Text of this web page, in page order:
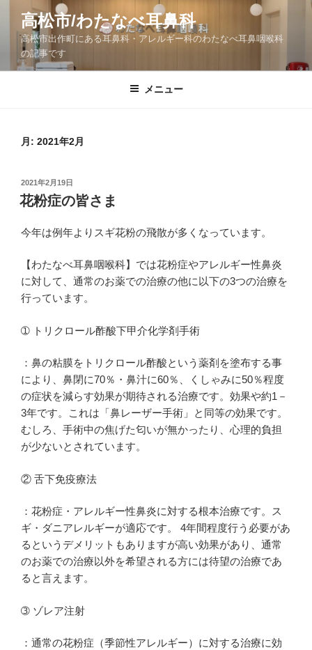
ツ
高松市/わたなべ耳鼻科
高松市出作町にある耳鼻科・アレルギー科のわたなべ耳鼻咽喉科
の記事です
メニュー
月: 2021年2月
投
稿
日:
2021年2月19日
花粉症の皆さま
今年は例年よりスギ花粉の飛散が多くなっています。
【わたなべ耳鼻咽喉科】では花粉症やアレルギー性鼻炎
に対して、通常のお薬での治療の他に以下の3つの治療を
行っています。
➀ トリクロール酢酸下甲介化学剤手術
：鼻の粘膜をトリクロール酢酸という薬剤を塗布する事
により、鼻閉に70％・鼻汁に60％、くしゃみに50％程度
の症状を減らす効果が期待される治療です。効果や約1－
3年です。これは「鼻レーザー手術」と同等の効果です。
むしろ、手術中の焦げた匂いが無かったり、心理的負担
が少ないとされています。
② 舌下免疫療法
：花粉症・アレルギー性鼻炎に対する根本治療です。ス
ギ・ダニアレルギーが適応です。 4年間程度行う必要があ
るというデメリットもありますが高い効果があり、通常
のお薬での治療以外を希望される方には待望の治療であ
ると言えます。
➂ ゾレア注射
：通常の花粉症（季節性アレルギー）に対する治療に効